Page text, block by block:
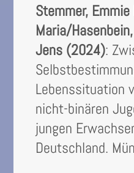
Stemmer,
Maria/
Jens (2024):
Lebenssituation
nicht-binären
jungen
Deutschland.